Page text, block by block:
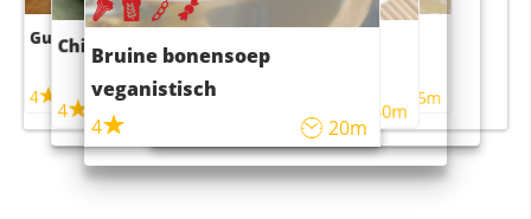
Guacamole
4
Chili con carne
4 45m
Bruine bonensoep
veganistisch
4
20m
Sushi rijstsalade
maaltijdsalade
40m
4 55m